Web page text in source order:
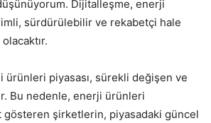
Dijitalleşme, enerji
sürdürülebilir ve rekabetçi hale
ürünleri piyasası, sürekli değişen ve
Bu nedenle, enerji ürünleri
gösteren şirketlerin, piyasadaki güncel